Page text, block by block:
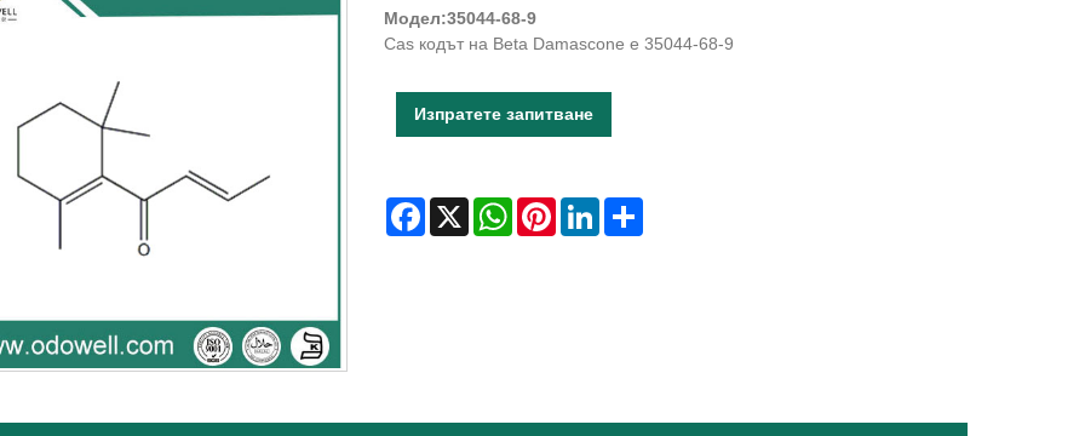
Модел:35044-68-9
Cas кодът на Beta Damascone е 35044-68-9
Изпратете запитване
Facebook
X WhatsAppPinterestLinkedInShare